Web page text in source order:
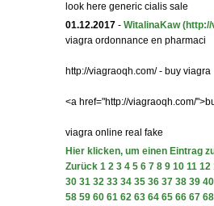
look here generic cialis sale
01.12.2017 - WitalinaKaw (http://
viagra ordonnance en pharmaci
http://viagraoqh.com/ - buy viagra
<a href="http://viagraoqh.com/
viagra online real fake
Hier klicken, um einen Eintrag
Zurück 1 2 3 4 5 6 7 8 9 10 11 12
30 31 32 33 34 35 36 37 38 39 40
58 59 60 61 62 63 64 65 66 67 68